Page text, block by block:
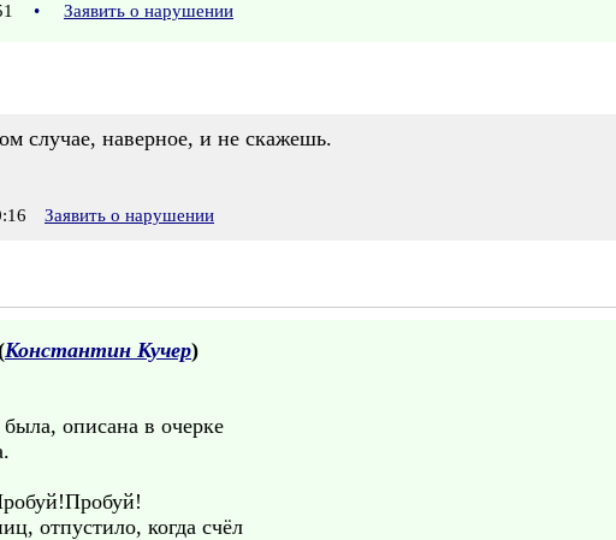
• Заявить о нарушении
случае, наверное, и не скажешь.
Заявить о нарушении
Константин Кучер)
описана в очерке
отпустило, когда счёл